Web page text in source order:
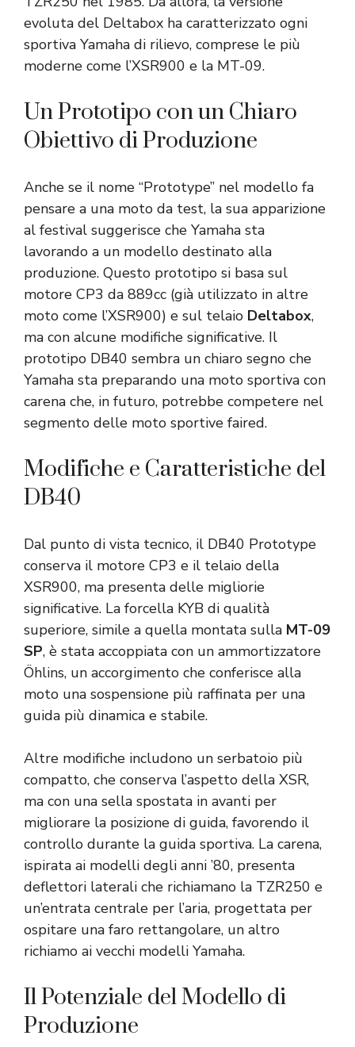
evoluta del Deltabox ha caratterizzato ogni
sportiva Yamaha di rilievo, comprese le più
moderne come l’XSR900 e la MT-09.
Un Prototipo con un Chiaro
Obiettivo di Produzione
Anche se il nome “Prototype” nel modello fa
pensare a una moto da test, la sua apparizione
al festival suggerisce che Yamaha sta
lavorando a un modello destinato alla
produzione. Questo prototipo si basa sul
motore CP3 da 889cc (già utilizzato in altre
moto come l’XSR900) e sul telaio Deltabox,
ma con alcune modifiche significative. Il
prototipo DB40 sembra un chiaro segno che
Yamaha sta preparando una moto sportiva con
carena che, in futuro, potrebbe competere nel
segmento delle moto sportive faired.
Modifiche e Caratteristiche del
DB40
Dal punto di vista tecnico, il DB40 Prototype
conserva il motore CP3 e il telaio della
XSR900, ma presenta delle migliorie
significative. La forcella KYB di qualità
superiore, simile a quella montata sulla MT-09
SP, è stata accoppiata con un ammortizzatore
Öhlins, un accorgimento che conferisce alla
moto una sospensione più raffinata per una
guida più dinamica e stabile.
Altre modifiche includono un serbatoio più
compatto, che conserva l’aspetto della XSR,
ma con una sella spostata in avanti per
migliorare la posizione di guida, favorendo il
controllo durante la guida sportiva. La carena,
ispirata ai modelli degli anni ’80, presenta
deflettori laterali che richiamano la TZR250 e
un’entrata centrale per l’aria, progettata per
ospitare una faro rettangolare, un altro
richiamo ai vecchi modelli Yamaha.
Il Potenziale del Modello di
Produzione